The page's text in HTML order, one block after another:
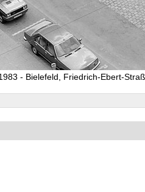
- Bielefeld, Friedrich-Ebert-